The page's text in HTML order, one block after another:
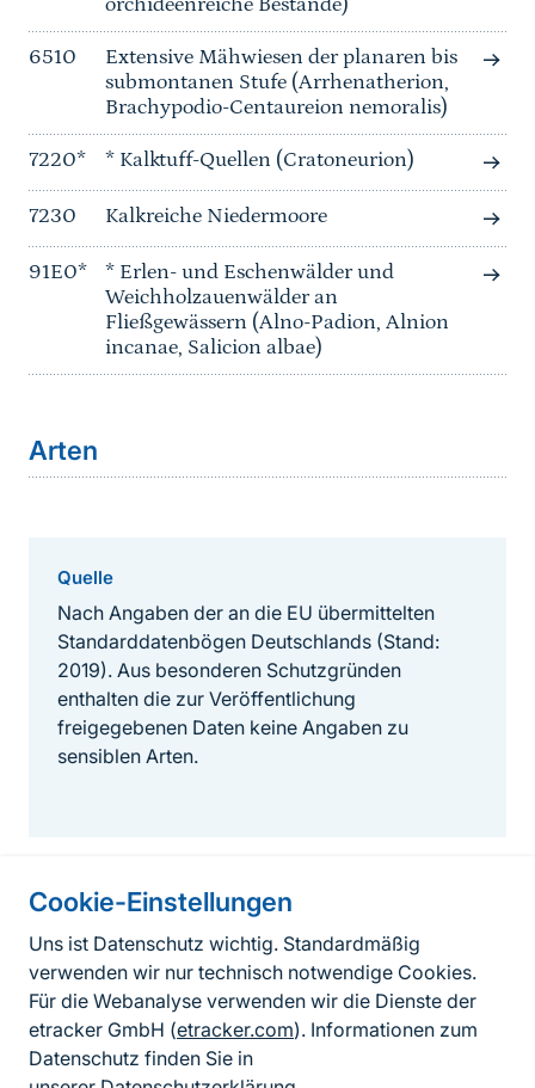
Cookie-Einstellungen
Uns ist Datenschutz wichtig. Standardmäßig
verwenden wir nur technisch notwendige Cookies.
Für die Webanalyse verwenden wir die Dienste der
etracker GmbH (etracker.com). Informationen zum
Datenschutz finden Sie in
orchideenreiche Bestände)
6510
Extensive Mähwiesen der planaren bis
submontanen Stufe (Arrhenatherion,
Brachypodio-Centaureion nemoralis)
7220* * Kalktuff-Quellen (Cratoneurion)
7230 Kalkreiche Niedermoore
91E0*
* Erlen- und Eschenwälder und
Weichholzauenwälder an
Fließgewässern (Alno-Padion, Alnion
incanae, Salicion albae)
Arten
Quelle
Nach Angaben der an die EU übermittelten
Standarddatenbögen Deutschlands (Stand:
2019). Aus besonderen Schutzgründen
enthalten die zur Veröffentlichung
freigegebenen Daten keine Angaben zu
sensiblen Arten.
Informationen zur Seite
FußzeileKontakt zum BfN
Kontaktformular
Erklärung zur Barrierefreiheit